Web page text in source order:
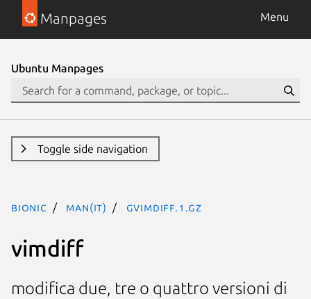
Manpages Menu
Ubuntu Manpages
Toggle side navigation
bionic man(it) gvimdiff.1.gz
vimdiff
modifica due, tre o quattro versioni di